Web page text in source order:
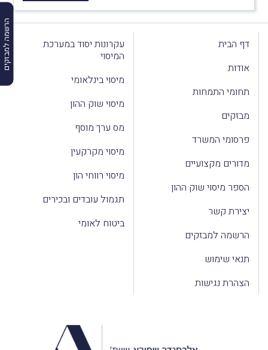
הרשמה למבזקים
דף הבית
אודות
תחומי התמחות
מבזקים
פרסומי המשרד
מדורים מקצועיים
הספר מיסוי שוק ההון
יצירת קשר
הרשמה למבזקים
תנאי שימוש
הצהרת נגישות
עקרונות יסוד במערכת
המיסוי
מיסוי בינלאומי
מיסוי שוק ההון
מס ערך מוסף
מיסוי מקרקעין
מיסוי רווחי הון
תגמול עובדים ובכירים
ביטוח לאומי